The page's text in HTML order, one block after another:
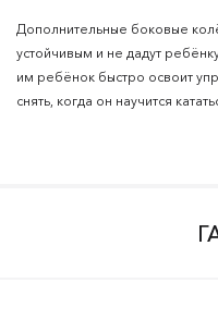
Дополнительные боковые
устойчивым и не дадут
им ребёнок быстро освоит
снять, когда он научится